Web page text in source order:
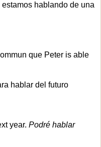
hablando de una
que Peter is able
hablar del futuro
year.Podré hablar